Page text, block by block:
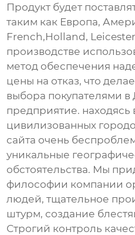
Продукт будет
таким как Европа,
French,Holland,
производстве
метод обеспечения
цены на отказ, что
выбора покупателями
предприятие.
цивилизованных
сайта очень
уникальные
обстоятельства. Мы
философии компании
людей, тщательное
штурм, создание
Строгий контроль